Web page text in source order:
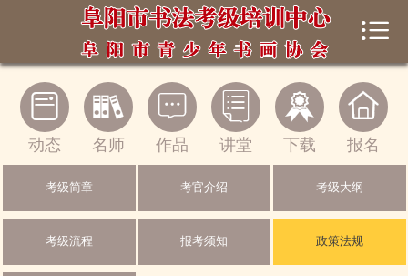
 首页
中心概况
新闻动态
书法考级
师生风采


动态

名师

作品

讲堂

下载

报名
考级简章 考官介绍 考级大纲
考级流程 报考须知 政策法规